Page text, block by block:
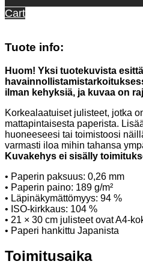
Cart
Tuote info:
Huom! Yksi tuotekuvista
ilman kehyksiä, ja kuvaa on
Korkealaatuiset julisteet, jotka
mattapintaisesta paperista.
huoneeseesi tai toimistoosi
varmasti iloa mihin tahansa
Kuvakehys ei sisälly
• Paperin paksuus: 0,26 mm
• Paperin paino: 189 g/m²
• Läpinäkymättömyys: 94 %
• ISO-kirkkaus: 104 %
• 21 × 30 cm julisteet ovat A4-
• Paperi hankittu Japanista
Toimitusaika